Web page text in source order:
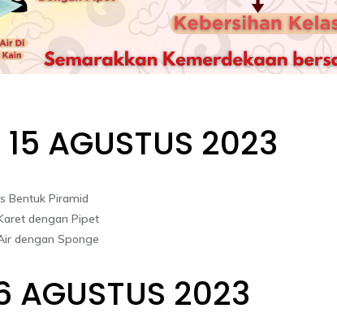
15 AGUSTUS 2023
Bentuk Piramid
dengan Pipet
dengan Sponge
AGUSTUS 2023